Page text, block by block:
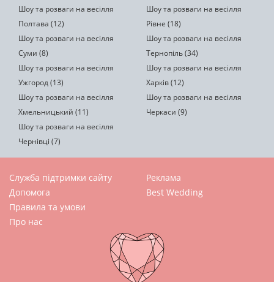
Шоу та розваги на весілля
Полтава (12)
Шоу та розваги на весілля
Рівне (18)
Шоу та розваги на весілля
Суми (8)
Шоу та розваги на весілля
Тернопіль (34)
Шоу та розваги на весілля
Ужгород (13)
Шоу та розваги на весілля
Харків (12)
Шоу та розваги на весілля
Хмельницький (11)
Шоу та розваги на весілля
Черкаси (9)
Шоу та розваги на весілля
Чернівці (7)
Служба підтримки сайту
Допомога
Правила та умови
Про нас
Реклама
Best Wedding